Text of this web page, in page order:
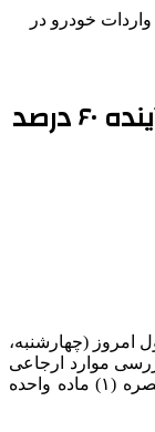
خودرو در
عوارض واردات خودرو در سال آینده ۶۰ درصد
امروز (‌چهارشنبه،
موارد ارجاعی
تبصره (۱) ماده واحده